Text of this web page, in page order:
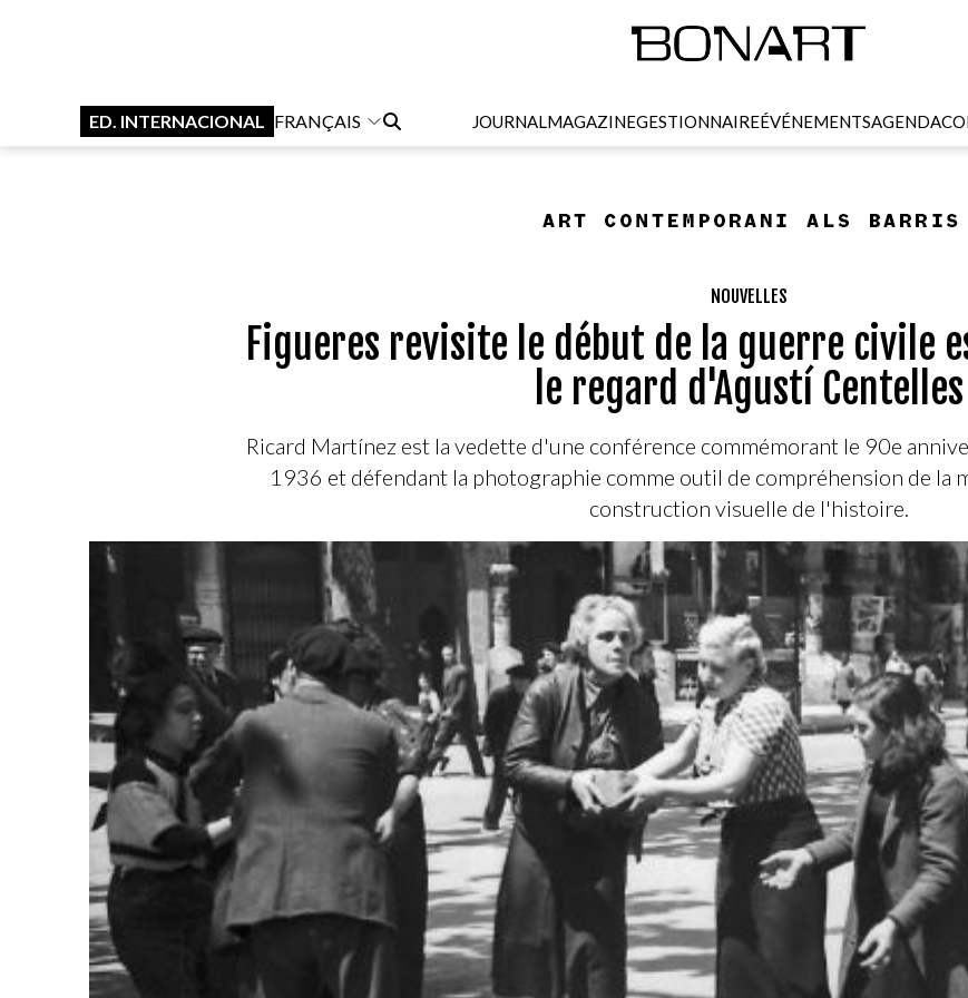
ED. INTERNACIONAL FRANÇAIS JOURNALMAGAZINEGESTIONNAIREÉVÉNEMENTSAGENDA
NOUVELLES
Figueres revisite le début de la guerre civile
le regard d'Agustí Centelles
Ricard Martínez est la vedette d'une conférence commémorant le 90e
1936 et défendant la photographie comme outil de compréhension de la
construction visuelle de l'histoire.